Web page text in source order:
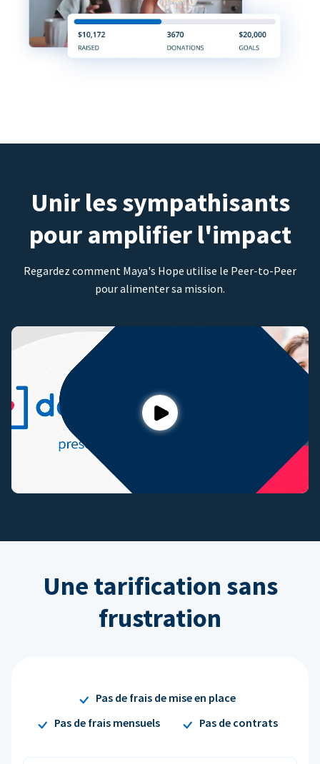
Unir les sympathisants
pour amplifier l'impact
Regardez comment Maya's Hope utilise le Peer-to-Peer
pour alimenter sa mission.
Play
Une tarification sans
frustration
Pas de frais de mise en place
Pas de frais mensuels
Pas de contrats